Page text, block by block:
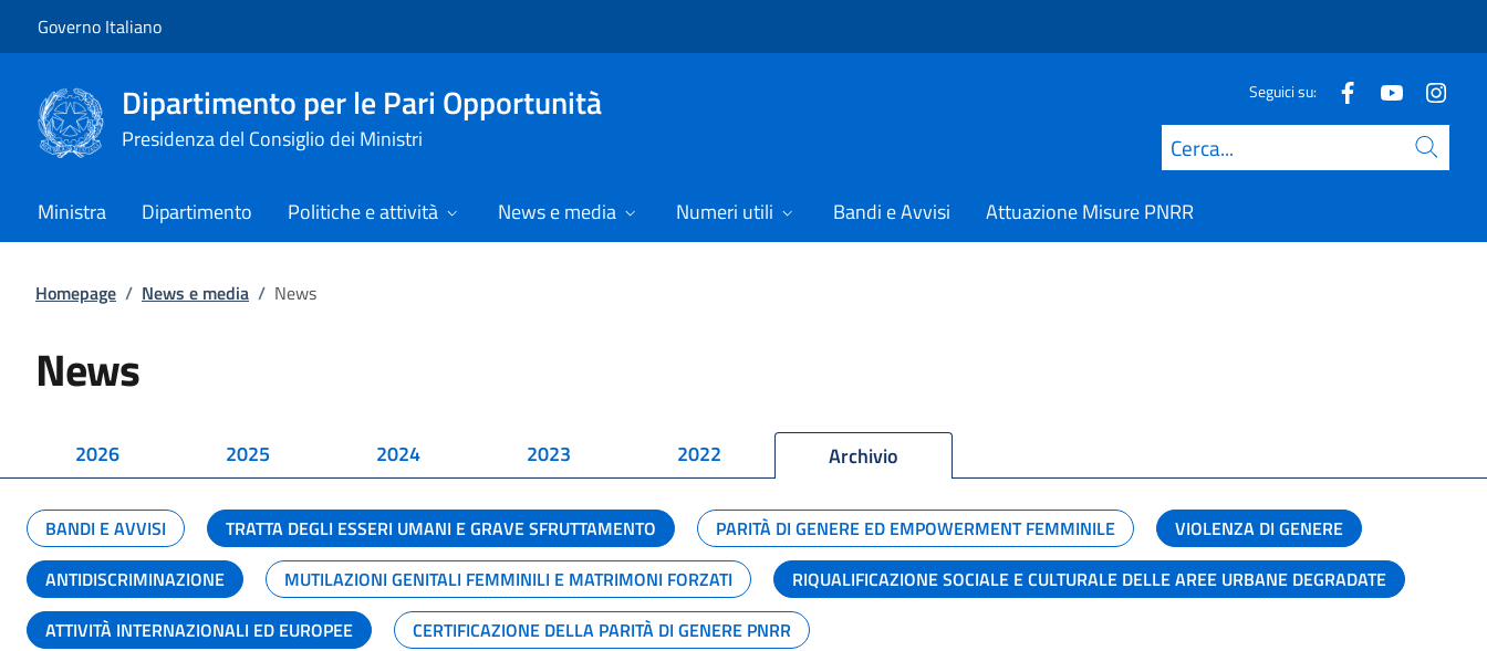
Governo Italiano
Dipartimento per le Pari Opportunità
Presidenza del Consiglio dei Ministri
Seguici su:
Cerca
Ministra Dipartimento Politiche e attività News e media Numeri utili Bandi e Avvisi Attuazione Misure PNRR
Homepage / News e media / News
News
2026 2025 2024 2023 2022 Archivio
BANDI E AVVISI TRATTA DEGLI ESSERI UMANI E GRAVE SFRUTTAMENTO PARITÀ DI GENERE ED EMPOWERMENT FEMMINILE
VIOLENZA DI GENERE
ANTIDISCRIMINAZIONE
MUTILAZIONI GENITALI FEMMINILI E MATRIMONI FORZATI
RIQUALIFICAZIONE SOCIALE E CULTURALE DELLE AREE URBANE DEGRADATE
ATTIVITÀ INTERNAZIONALI ED EUROPEE
CERTIFICAZIONE DELLA PARITÀ DI GENERE PNRR